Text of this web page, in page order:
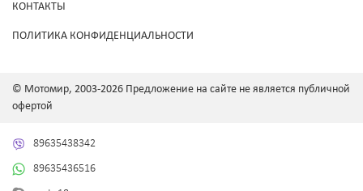
КОНТАКТЫ
ПОЛИТИКА КОНФИДЕНЦИАЛЬНОСТИ
© Мотомир, 2003-2026 Предложение на сайте не является публичной
офертой
89635438342
89635436516